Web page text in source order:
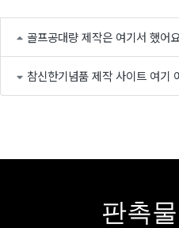
골프공대량 제작은 여기서 했어
참신한기념품 제작 사이트 여기
판촉